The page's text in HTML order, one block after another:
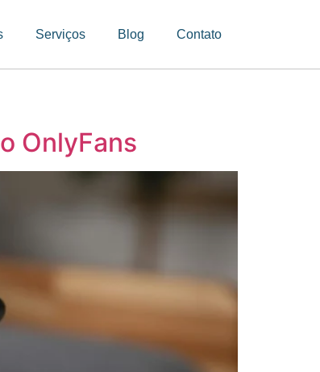
Serviços Blog Contato
OnlyFans